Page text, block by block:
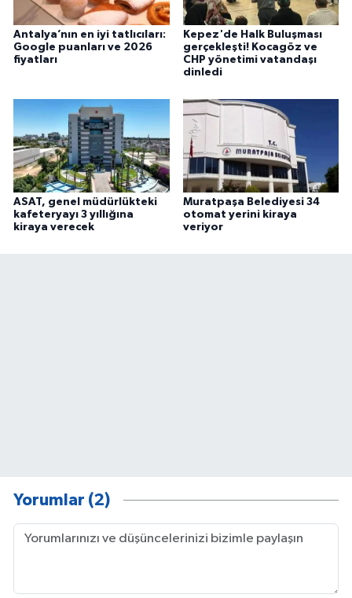
Antalya’nın en iyi tatlıcıları:
Google puanları ve 2026
fiyatları
Kepez'de Halk Buluşması
gerçekleşti! Kocagöz ve
CHP yönetimi vatandaşı
dinledi
ASAT, genel müdürlükteki
kafeteryayı 3 yıllığına
kiraya verecek
Muratpaşa Belediyesi 34
otomat yerini kiraya
veriyor
Yorumlar (2)